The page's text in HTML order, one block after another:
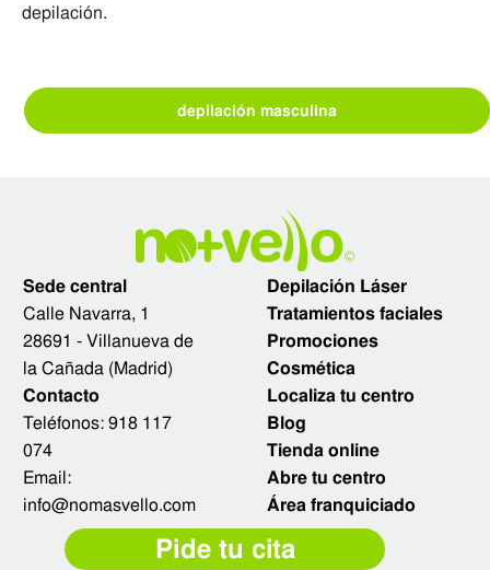
depilación.
depilación masculina
Sede central
Calle Navarra, 1
28691 - Villanueva de
la Cañada (Madrid)
Contacto
Teléfonos:918 117
074
Email:
info@nomasvello.com
Depilación Láser
Tratamientos faciales
Promociones
Cosmética
Localiza tu centro
Blog
Tienda online
Abre tu centro
Área franquiciado
Pide tu cita